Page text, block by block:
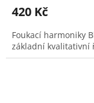
420 Kč
Foukací harmoniky
základní kvalitativní